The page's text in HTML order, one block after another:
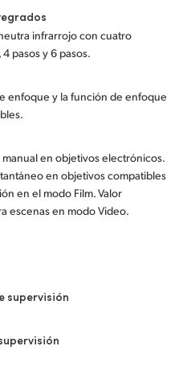
infrarrojo con cuatro
pasos y 6 pasos.
enfoque y la función de enfoque
en objetivos electrónicos.
en objetivos compatibles
en el modo Film. Valor
escenas en modo Video.
supervisión